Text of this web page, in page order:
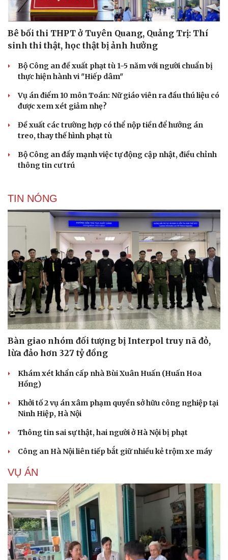
Du lịch
Tư vấn
Săn Tour
check-in
Podcast
Đọc truyện đêm khuya
Cửa sổ tình yêu
Hạt giống tâm hồn
Bê bối thi THPT ở Tuyên Quang, Quảng Trị: Thí
sinh thi thật, học thật bị ảnh hưởng
Bộ Công an đề xuất phạt tù 1-5 năm với người chuẩn bị
thực hiện hành vi "Hiếp dâm"
Vụ án điểm 10 môn Toán: Nữ giáo viên ra đầu thú liệu có
được xem xét giảm nhẹ?
Đề xuất các trường hợp có thể nộp tiền để hưởng án
treo, thay thế hình phạt tù
Bộ Công an đẩy mạnh việc tự động cập nhật, điều chỉnh
thông tin cư trú
TIN NÓNG
Bàn giao nhóm đối tượng bị Interpol truy nã đỏ,
lừa đảo hơn 327 tỷ đồng
Khám xét khẩn cấp nhà Bùi Xuân Huấn (Huấn Hoa
Hồng)
Khởi tố 2 vụ án xâm phạm quyền sở hữu công nghiệp tại
Ninh Hiệp, Hà Nội
Thông tin sai sự thật, hai người ở Hà Nội bị phạt
Công an Hà Nội liên tiếp bắt giữ nhiều kẻ trộm xe máy
VỤ ÁN